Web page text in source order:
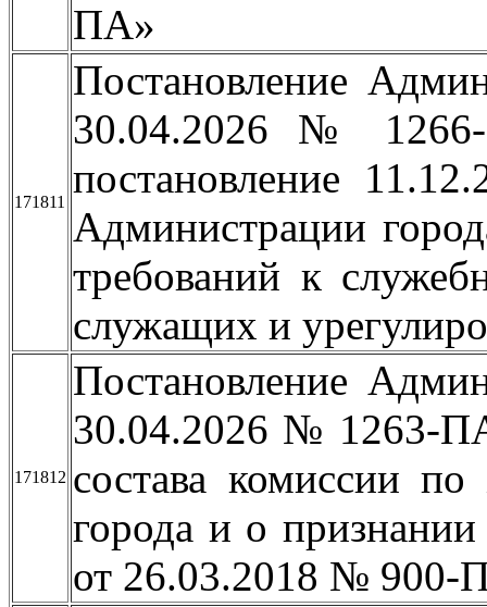
ПА»
171811
Постановление
30.04.2026 №
постановление
Администрации
требований к
служащих и
171812
Постановление
30.04.2026 № 1263-
состава комиссии
города и о
от 26.03.2018 № 900-